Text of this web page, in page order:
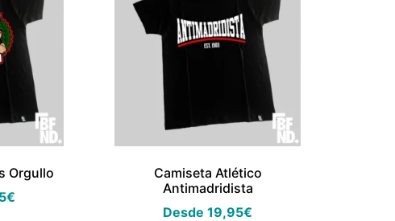
Orgullo
€
Camiseta Atlético
Antimadridista
Desde19,95€